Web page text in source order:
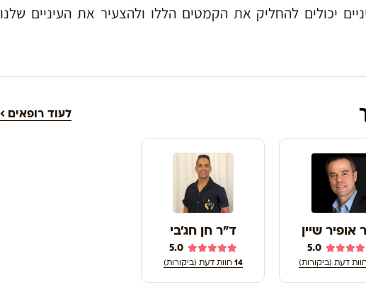
יכולים להחליק את הקמטים הללו ולהצעיר את העיניים שלנו
לעוד רופאים
אופיר שיין
5.0
דעת (ביקורות)
ד"ר חן חג'בי
5.0
14 חוות דעת (ביקורות)